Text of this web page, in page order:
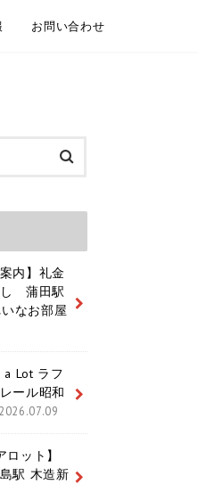
お問い合わせ
内】礼金
し 蒲田駅
なお部屋
a Lot ラフ
ール昭和
2026.07.09
ロット】
駅 木造新